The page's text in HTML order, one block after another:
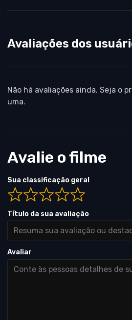
Avaliações dos
Não há avaliações ainda. Seja o
uma.
Avalie o filme
Sua classificação geral
Título da sua avaliação
Avaliar